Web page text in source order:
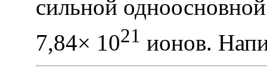
сильной
7,84× 1021 ионов.